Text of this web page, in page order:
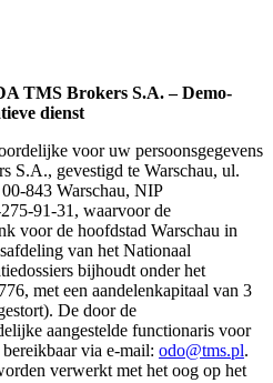
TMS Brokers S.A. – Demo-
dienst
voor uw persoonsgegevens
S.A., gevestigd te Warschau, ul.
843 Warschau, NIP
91-31, waarvoor de
voor de hoofdstad Warschau in
van het Nationaal
bijhoudt onder het
met een aandelenkapitaal van 3
De door de
aangestelde functionaris voor
via e-mail: odo@tms.pl.
verwerkt met het oog op het